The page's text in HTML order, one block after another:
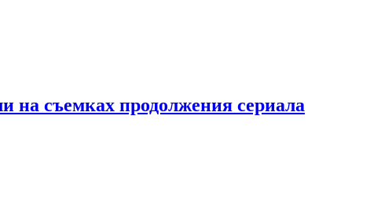
на съемках продолжения сериала